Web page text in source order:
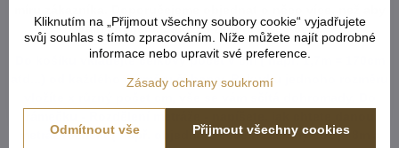
Vám chybělo. Záložka zabere cca 5-6cm.
Do košíku vkládejte celkový počet v cm ( např. 1,7m = 170cm
atd...) od každého rozměru či barvy. Pokud u jednoho rozměru
metráž rozdělit ( např. objednáte 800cm záclony což je 8m a
Kliknutím na „Přijmout všechny soubory cookie“ vyjadřujete
svůj souhlas s tímto zpracováním. Níže můžete najít podrobné
informace nebo upravit své preference.
Zásady ochrany soukromí
Přijmout všechny cookies
Odmítnout vše